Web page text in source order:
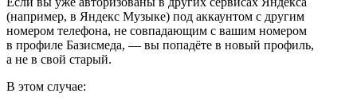
(например, в Яндекс Музыке) под аккаунтом с другим
номером телефона, не совпадающим с вашим номером
в профиле Базисмеда, — вы попадёте в новый профиль,
а не в свой старый.
В этом случае: